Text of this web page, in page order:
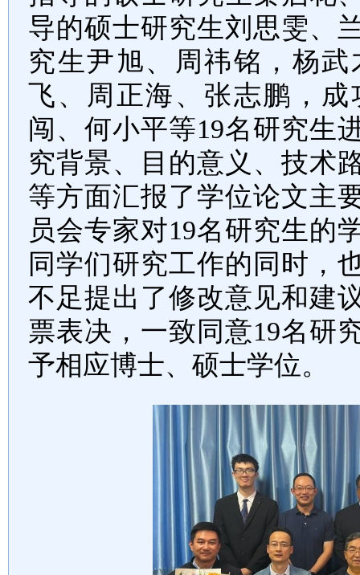
导的硕士研究生刘思雯、
究生尹旭、周祎铭 ， 杨武
飞、周正海、张志鹏，
闯、何小平等19名研究生
究背景、目的意义、技术
等方面汇报了学位论文主
员会专家对19名研究生的
同学们研究工作的同时，
不足提出了修改意见和建
票表决，一致同意19名研
予相应博士、硕士学位。